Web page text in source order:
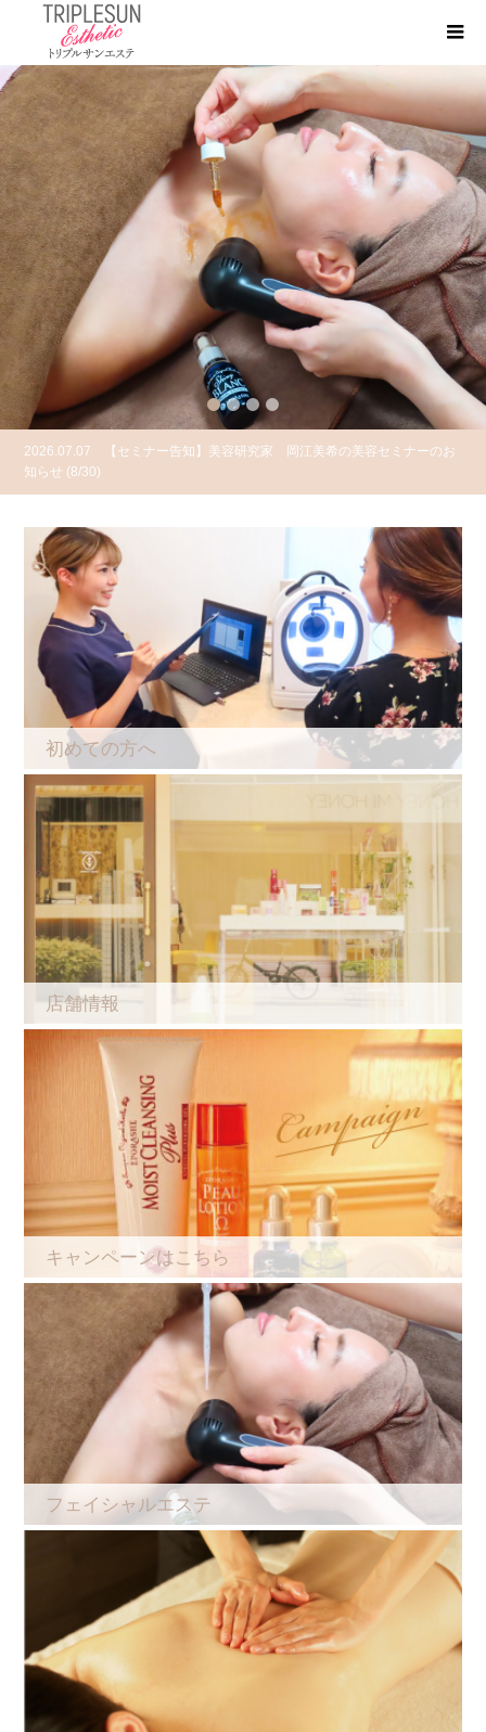
3 4
2026.07.07
【セミナー告知】美容研究家 岡江美希の美容セミナーのお
知らせ (8/30)
2026.07.01 ミキズコラーゲン15％OFF
2026.07.01 白肌星Mg2個15％OFF
2026.07.01 夏肌セット
2026.07.29 【２７コスメ銀座】新店舗 移転先決定のお知らせ
初めての方へ
店舗情報
キャンペーンはこちら
フェイシャルエステ